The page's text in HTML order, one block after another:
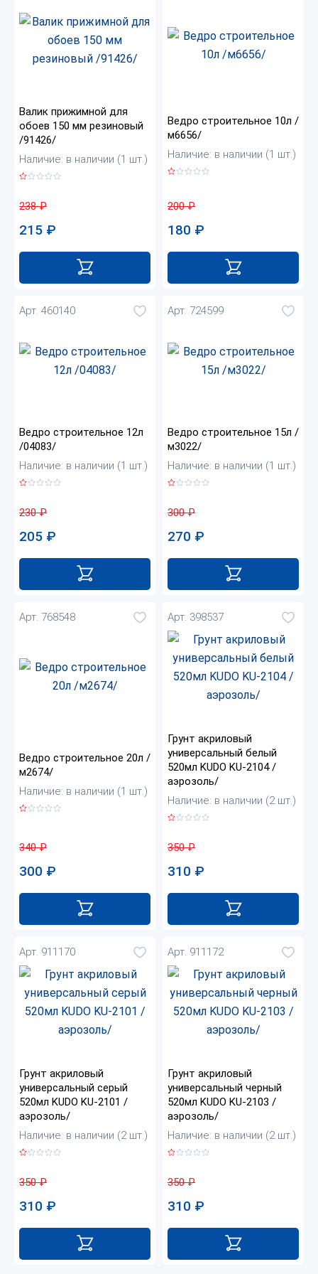
Валик прижимной для
обоев 150 мм резиновый
/91426/
Наличие: в наличии (1 шт.)
238₽
215 ₽
Ведро строительное 10л /
м6656/
Наличие: в наличии (1 шт.)
200₽
180 ₽
Арт. 460140
Ведро строительное 12л
/04083/
Наличие: в наличии (1 шт.)
230₽
205 ₽
Арт. 724599
Ведро строительное 15л /
м3022/
Наличие: в наличии (1 шт.)
300₽
270 ₽
Арт. 768548
Ведро строительное 20л /
м2674/
Наличие: в наличии (1 шт.)
340₽
300 ₽
Арт. 398537
Грунт акриловый
универсальный белый
520мл KUDO KU-2104 /
аэрозоль/
Наличие: в наличии (2 шт.)
350₽
310 ₽
Арт. 911170
Грунт акриловый
универсальный серый
520мл KUDO KU-2101 /
аэрозоль/
Наличие: в наличии (2 шт.)
350₽
310 ₽
Арт. 911172
Грунт акриловый
универсальный черный
520мл KUDO KU-2103 /
аэрозоль/
Наличие: в наличии (2 шт.)
350₽
310 ₽